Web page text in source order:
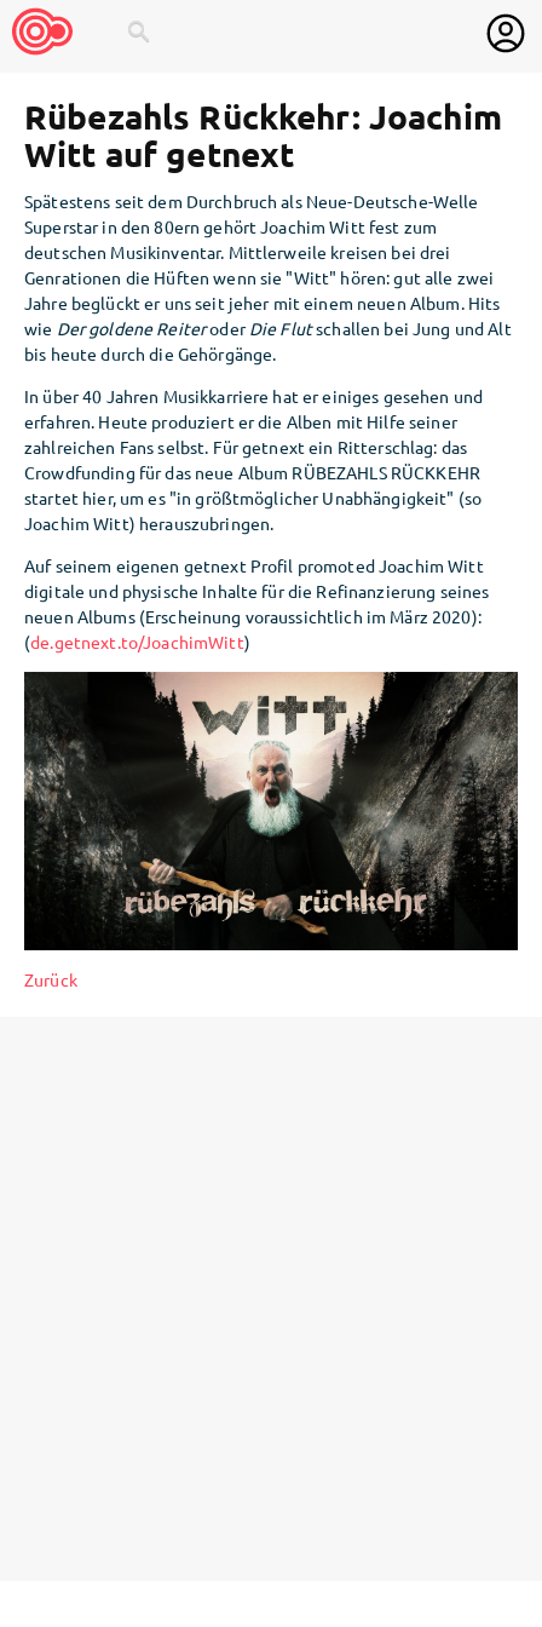
search
Rübezahls Rückkehr: Joachim
Witt auf getnext
Spätestens seit dem Durchbruch als Neue-Deutsche-Welle
Superstar in den 80ern gehört Joachim Witt fest zum
deutschen Musikinventar. Mittlerweile kreisen bei drei
Genrationen die Hüften wenn sie "Witt" hören: gut alle zwei
Jahre beglückt er uns seit jeher mit einem neuen Album. Hits
wie Der goldene ReiteroderDie Flutschallen bei Jung und Alt
bis heute durch die Gehörgänge.
In über 40 Jahren Musikkarriere hat er einiges gesehen und
erfahren. Heute produziert er die Alben mit Hilfe seiner
zahlreichen Fans selbst. Für getnext ein Ritterschlag: das
Crowdfunding für das neue Album RÜBEZAHLS RÜCKKEHR
startet hier, um es "in größtmöglicher Unabhängigkeit" (so
Joachim Witt) herauszubringen.
Auf seinem eigenen getnext Profil promoted Joachim Witt
digitale und physische Inhalte für die Refinanzierung seines
neuen Albums (Erscheinung voraussichtlich im März 2020):
(de.getnext.to/JoachimWitt)
Zurück